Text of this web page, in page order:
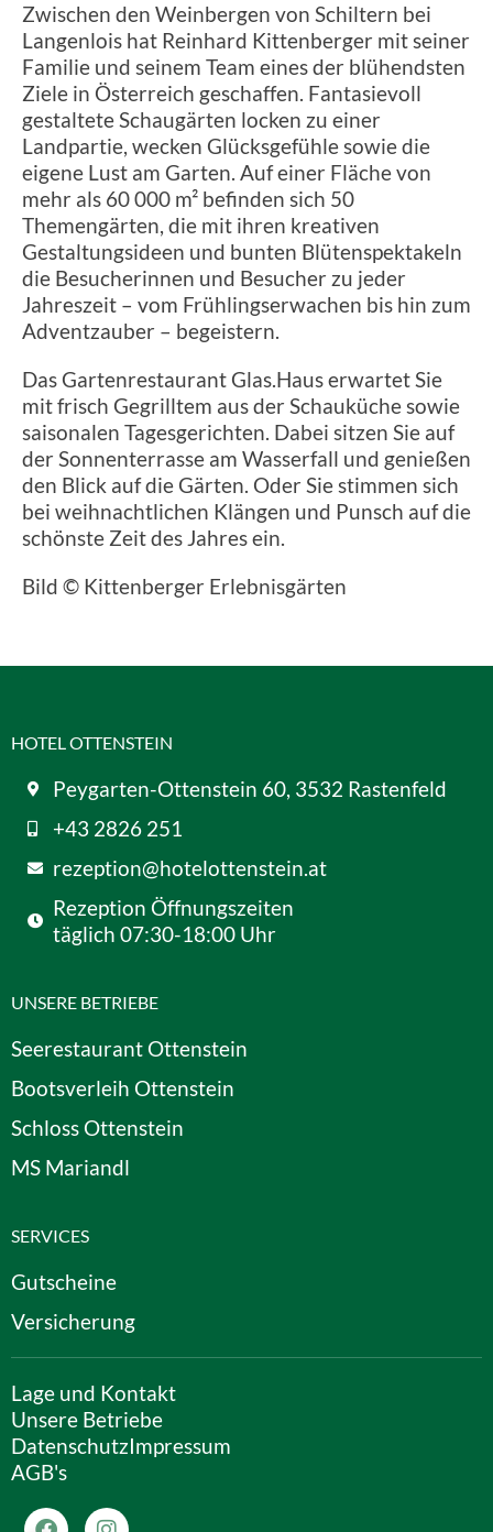
Zwischen den Weinbergen von Schiltern bei
Langenlois hat Reinhard Kittenberger mit seiner
Familie und seinem Team eines der blühendsten
Ziele in Österreich geschaffen. Fantasievoll
gestaltete Schaugärten locken zu einer
Landpartie, wecken Glücksgefühle sowie die
eigene Lust am Garten. Auf einer Fläche von
mehr als 60 000 m² befinden sich 50
Themengärten, die mit ihren kreativen
Gestaltungsideen und bunten Blütenspektakeln
die Besucherinnen und Besucher zu jeder
Jahreszeit – vom Frühlingserwachen bis hin zum
Adventzauber – begeistern.
Das Gartenrestaurant Glas.Haus erwartet Sie
mit frisch Gegrilltem aus der Schauküche sowie
saisonalen Tagesgerichten. Dabei sitzen Sie auf
der Sonnenterrasse am Wasserfall und genießen
den Blick auf die Gärten. Oder Sie stimmen sich
bei weihnachtlichen Klängen und Punsch auf die
schönste Zeit des Jahres ein.
Bild © Kittenberger Erlebnisgärten
HOTEL OTTENSTEIN
Peygarten-Ottenstein 60, 3532 Rastenfeld
+43 2826 251
rezeption@hotelottenstein.at
Rezeption Öffnungszeiten
täglich 07:30-18:00 Uhr
UNSERE BETRIEBE
Seerestaurant Ottenstein
Bootsverleih Ottenstein
Schloss Ottenstein
MS Mariandl
SERVICES
Gutscheine
Versicherung
Lage und Kontakt
Unsere Betriebe
DatenschutzImpressum
AGB's